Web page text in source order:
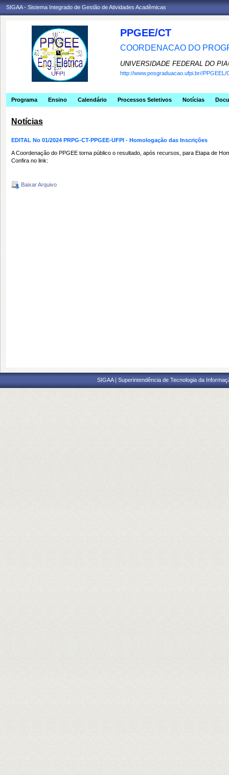
SIGAA - Sistema Integrado de Gestão de Atividades Acadêmicas
PPGEE/CT
COORDENACAO DO
UNIVERSIDADE FEDERAL DO
http://www.posgraduacao.ufpi.br//PPGEEL/
Programa Ensino Calendário Processos Seletivos Notícias
Notícias
EDITAL No 01/2024 PRPG-CT-PPGEE-UFPI - Homologação das Inscrições
A Coordenação do PPGEE torna público o resultado, após recursos, para Etapa de
Confira no link:
Baixar Arquivo
SIGAA | Superintendência de Tecnologia da